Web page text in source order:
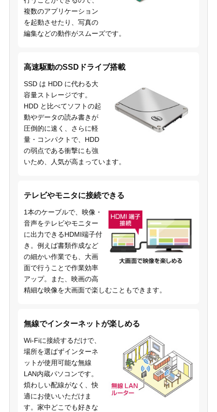
複数のアプリケーション
を起動させたり、写真の
編集などの動作がスムーズです。
高速駆動のSSDドライブ搭載
SSD は HDD に代わる大
容量ストレージです。
HDD と比べてソフトの起
動やデータの読み書きが
圧倒的に速く、さらに軽
量・コンパクトで、HDD
の弱点である衝撃にも強
いため、人気が高まっています。
テレビやモニタに接続できる
1本のケーブルで、映像・
音声をテレビやモニター
に出力できるHDMI端子付
き。例えば書類作成など
の細かい作業でも、大画
面で行うことで作業効率
アップ。また、映画の高
精細な映像を大画面で楽しむこともできます。
無線でインターネットが楽しめる
Wi-Fiに接続するだけで、
場所を選ばずインターネ
ットが使用可能な無線
LAN内蔵パソコンです。
煩わしい配線がなく、快
適にお使いいただけま
す。家中どこでも好きな